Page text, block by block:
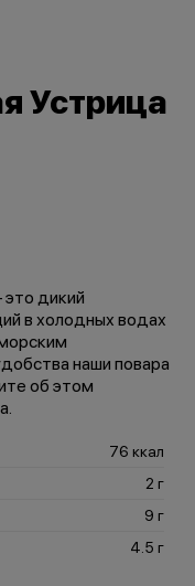
Устрица
дикий
в холодных водах
наши повара
об этом
76 ккал
2 г
9 г
4.5 г